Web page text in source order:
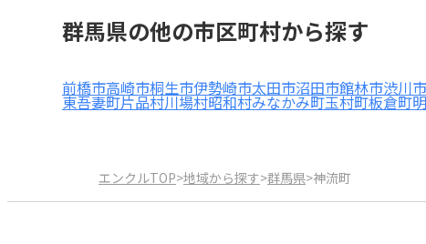
群馬県の他の市区町村から探す
前橋市高崎市桐生市伊勢崎市太田市沼田市館林市渋川市
東吾妻町片品村川場村昭和村みなかみ町玉村町板倉町
エンクルTOP>地域から探す>群馬県>神流町